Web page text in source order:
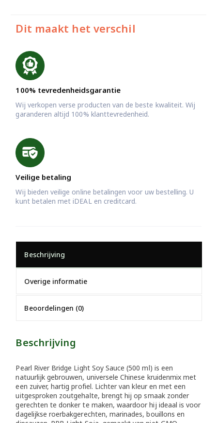
Dit maakt het verschil
100% tevredenheidsgarantie
Wij verkopen verse producten van de beste kwaliteit. Wij
garanderen altijd 100% klanttevredenheid.
Veilige betaling
Wij bieden veilige online betalingen voor uw bestelling. U
kunt betalen met iDEAL en creditcard.
Beschrijving
Overige informatie
Beoordelingen (0)
Beschrijving
Pearl River Bridge Light Soy Sauce (500 ml) is een
natuurlijk gebrouwen, universele Chinese kruidenmix met
een zuiver, hartig profiel. Lichter van kleur en met een
uitgesproken zoutgehalte, brengt hij op smaak zonder
gerechten te donker te maken, waardoor hij ideaal is voor
dagelijkse roerbakgerechten, marinades, bouillons en